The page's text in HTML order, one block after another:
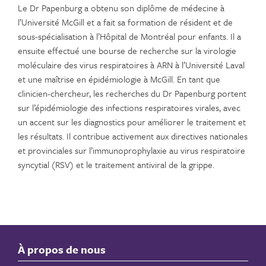
Le Dr Papenburg a obtenu son diplôme de médecine à
l’Université McGill et a fait sa formation de résident et de
sous-spécialisation à l’Hôpital de Montréal pour enfants. Il a
ensuite effectué une bourse de recherche sur la virologie
moléculaire des virus respiratoires à ARN à l’Université Laval
et une maîtrise en épidémiologie à McGill. En tant que
clinicien-chercheur, les recherches du Dr Papenburg portent
sur l’épidémiologie des infections respiratoires virales, avec
un accent sur les diagnostics pour améliorer le traitement et
les résultats. Il contribue activement aux directives nationales
et provinciales sur l’immunoprophylaxie au virus respiratoire
syncytial (RSV) et le traitement antiviral de la grippe.
À propos de nous